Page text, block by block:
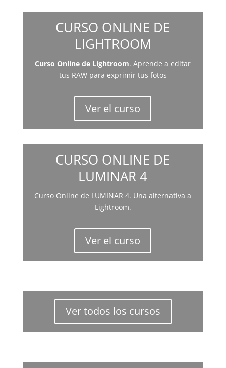
CURSO ONLINE DE
LIGHTROOM
Curso Online de Lightroom. Aprende a editar
tus RAW para exprimir tus fotos
Ver el curso
CURSO ONLINE DE
LUMINAR 4
Curso Online de LUMINAR 4. Una alternativa a
Lightroom.
Ver el curso
Ver todos los cursos